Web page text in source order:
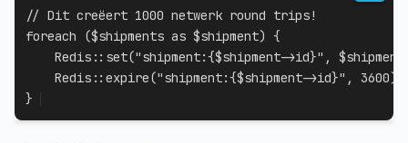
// Dit creëert 1000 netwerk round trips!
foreach
($shipments as $shipment) {
Redis :: set("shipment:{$shipment->id}" , $shipment
Redis :: expire("shipment:{$shipment->id}" , 3600)
}